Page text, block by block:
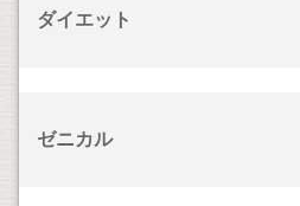
ダイエット
ゼニカル